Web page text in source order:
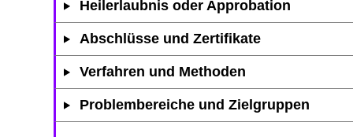
Heilerlaubnis oder Approbation
Abschlüsse und Zertifikate
Verfahren und Methoden
Problembereiche und Zielgruppen